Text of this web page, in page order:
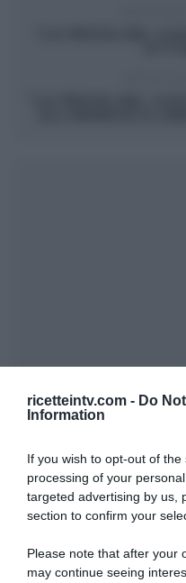
ricetteintv.com - Do
Information
If you wish to opt-out of
processing of your
targeted advertising by us,
section to confirm your
Please note that after your
may continue seeing